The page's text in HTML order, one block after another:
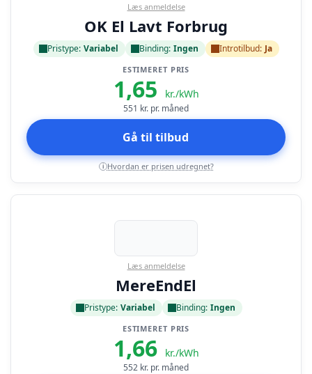
Læs anmeldelse
OK El Lavt Forbrug
Pristype: Variabel Binding: Ingen Introtilbud: Ja
ESTIMERET PRIS
1,65 kr./kWh
551 kr. pr. måned
Gå til tilbud
i Hvordan er prisen udregnet?
Læs anmeldelse
MereEndEl
Pristype: Variabel Binding: Ingen
ESTIMERET PRIS
1,66 kr./kWh
552 kr. pr. måned